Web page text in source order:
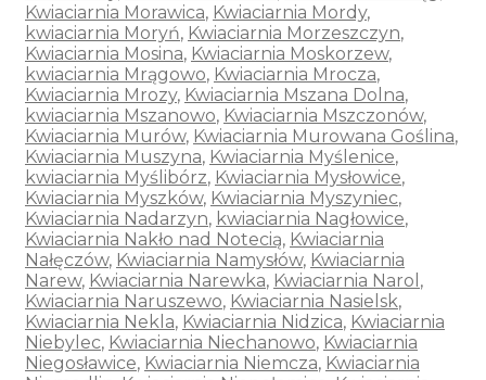
Kwiaciarnia Morawica, Kwiaciarnia Mordy,
kwiaciarnia Moryń, Kwiaciarnia Morzeszczyn,
Kwiaciarnia Mosina, Kwiaciarnia Moskorzew,
kwiaciarnia Mrągowo, Kwiaciarnia Mrocza,
Kwiaciarnia Mrozy, Kwiaciarnia Mszana Dolna,
kwiaciarnia Mszanowo, Kwiaciarnia Mszczonów,
Kwiaciarnia Murów, Kwiaciarnia Murowana Goślina,
Kwiaciarnia Muszyna, Kwiaciarnia Myślenice,
kwiaciarnia Myślibórz, Kwiaciarnia Mysłowice,
Kwiaciarnia Myszków, Kwiaciarnia Myszyniec,
Kwiaciarnia Nadarzyn, kwiaciarnia Nagłowice,
Kwiaciarnia Nakło nad Notecią, Kwiaciarnia
Nałęczów, Kwiaciarnia Namysłów, Kwiaciarnia
Narew, Kwiaciarnia Narewka, Kwiaciarnia Narol ,
Kwiaciarnia Naruszewo, Kwiaciarnia Nasielsk,
Kwiaciarnia Nekla, Kwiaciarnia Nidzica, Kwiaciarnia
Niebylec, Kwiaciarnia Niechanowo, Kwiaciarnia
Niegosławice, Kwiaciarnia Niemcza, Kwiaciarnia